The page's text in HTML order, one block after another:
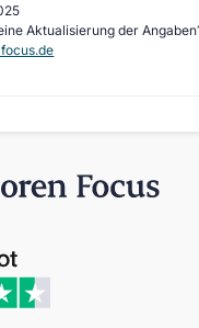
Aktualisierung der